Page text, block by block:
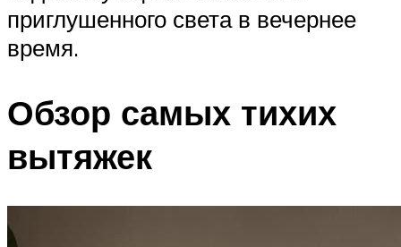
приглушенного света в вечернее
время.
Обзор самых тихих
вытяжек